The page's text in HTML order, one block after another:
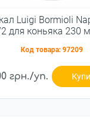
Luigi Bormioli
для коньяка 230
Код товара: 97209
грн./уп.